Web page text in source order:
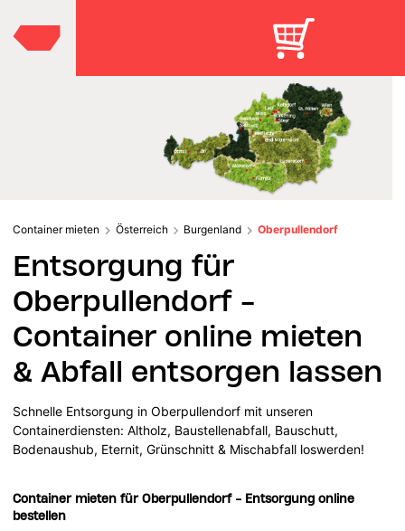
Container mieten Österreich Burgenland Oberpullendorf
Entsorgung für
Oberpullendorf -
Container online mieten
& Abfall entsorgen lassen
Schnelle Entsorgung in Oberpullendorf mit unseren
Containerdiensten: Altholz, Baustellenabfall, Bauschutt,
Bodenaushub, Eternit, Grünschnitt & Mischabfall loswerden!
Container mieten für Oberpullendorf - Entsorgung online
bestellen